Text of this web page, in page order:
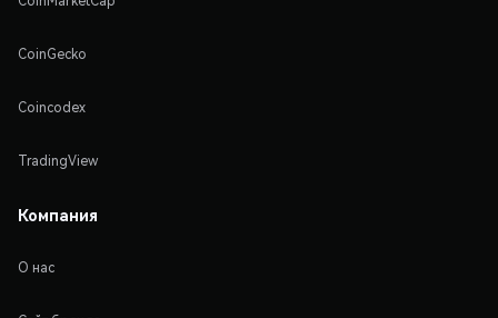
CoinGecko
Coincodex
TradingView
Компания
О нас